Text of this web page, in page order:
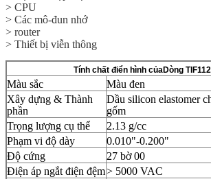
> CPU
> Các mô-đun nhớ
> router
> Thiết bị viễn thông
Tính chất điển hình củaDòng
Màu sắc Màu đen
Xây dựng & Thành
phần
Dầu silicon elastomer
gốm
Trọng lượng cụ thể 2.13 g/cc
Phạm vi độ dày
0.010"-0.200"
Độ cứng
27 bờ 00
Điện áp ngắt điện đệm> 5000 VAC